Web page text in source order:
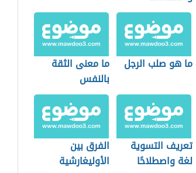
ما هو صلب الرجل
ما معنى الثقة
بالنفس
تعريف التسوية
لغة واصطلاحًا
الفرق بين
الأوليغارشية